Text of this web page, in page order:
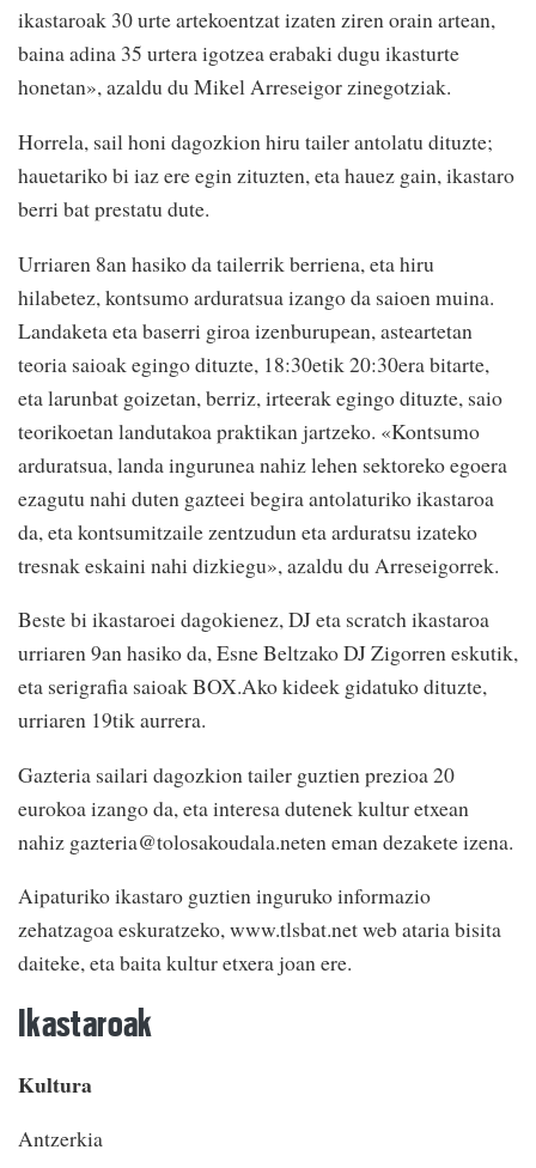
ikastaroak 30 urte artekoentzat izaten ziren orain artean,
baina adina 35 urtera igotzea erabaki dugu ikasturte
honetan», azaldu du Mikel Arreseigor zinegotziak.
Horrela, sail honi dagozkion hiru tailer antolatu dituzte;
hauetariko bi iaz ere egin zituzten, eta hauez gain, ikastaro
berri bat prestatu dute.
Urriaren 8an hasiko da tailerrik berriena, eta hiru
hilabetez, kontsumo arduratsua izango da saioen muina.
Landaketa eta baserri giroa izenburupean, asteartetan
teoria saioak egingo dituzte, 18:30etik 20:30era bitarte,
eta larunbat goizetan, berriz, irteerak egingo dituzte, saio
teorikoetan landutakoa praktikan jartzeko. «Kontsumo
arduratsua, landa ingurunea nahiz lehen sektoreko egoera
ezagutu nahi duten gazteei begira antolaturiko ikastaroa
da, eta kontsumitzaile zentzudun eta arduratsu izateko
tresnak eskaini nahi dizkiegu», azaldu du Arreseigorrek.
Beste bi ikastaroei dagokienez, DJ eta scratch ikastaroa
urriaren 9an hasiko da, Esne Beltzako DJ Zigorren eskutik,
eta serigrafia saioak BOX.Ako kideek gidatuko dituzte,
urriaren 19tik aurrera.
Gazteria sailari dagozkion tailer guztien prezioa 20
eurokoa izango da, eta interesa dutenek kultur etxean
nahiz gazteria@tolosakoudala.neten eman dezakete izena.
Aipaturiko ikastaro guztien inguruko informazio
zehatzagoa eskuratzeko, www.tlsbat.net web ataria bisita
daiteke, eta baita kultur etxera joan ere.
Ikastaroak
Kultura
Antzerkia